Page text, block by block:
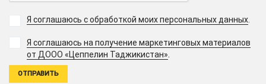
Я соглашаюсь с обработкой моих персональных данных.
Я соглашаюсь на получение маркетинговых материалов
от ДООО «Цеппелин Таджикистан».